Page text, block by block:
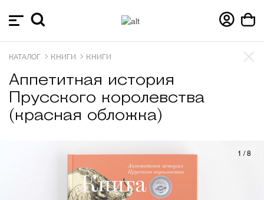
КАТАЛОГ КНИГИ КНИГИ
Аппетитная история
Прусского королевства
(красная обложка)
1 /8